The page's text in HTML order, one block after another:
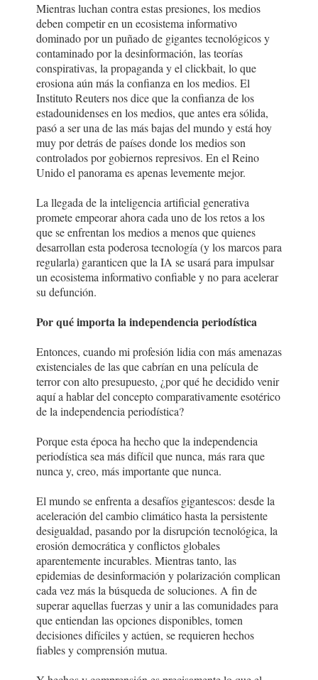
Mientras luchan contra estas presiones, los medios
deben competir en un ecosistema informativo
dominado por un puñado de gigantes tecnológicos y
contaminado por la desinformación, las teorías
conspirativas, la propaganda y el clickbait, lo que
erosiona aún más la confianza en los medios. El
Instituto Reuters nos dice que la confianza de los
estadounidenses en los medios, que antes era sólida,
pasó a ser una de las más bajas del mundo y está hoy
muy por detrás de países donde los medios son
controlados por gobiernos represivos. En el Reino
Unido el panorama es apenas levemente mejor.
La llegada de la inteligencia artificial generativa
promete empeorar ahora cada uno de los retos a los
que se enfrentan los medios a menos que quienes
desarrollan esta poderosa tecnología (y los marcos para
regularla) garanticen que la IA se usará para impulsar
un ecosistema informativo confiable y no para acelerar
su defunción.
Por qué importa la independencia periodística
Entonces, cuando mi profesión lidia con más amenazas
existenciales de las que cabrían en una película de
terror con alto presupuesto, ¿por qué he decidido venir
aquí a hablar del concepto comparativamente esotérico
de la independencia periodística?
Porque esta época ha hecho que la independencia
periodística sea más difícil que nunca, más rara que
nunca y, creo, más importante que nunca.
El mundo se enfrenta a desafíos gigantescos: desde la
aceleración del cambio climático hasta la persistente
desigualdad, pasando por la disrupción tecnológica, la
erosión democrática y conflictos globales
aparentemente incurables. Mientras tanto, las
epidemias de desinformación y polarización complican
cada vez más la búsqueda de soluciones. A fin de
superar aquellas fuerzas y unir a las comunidades para
que entiendan las opciones disponibles, tomen
decisiones difíciles y actúen, se requieren hechos
fiables y comprensión mutua.